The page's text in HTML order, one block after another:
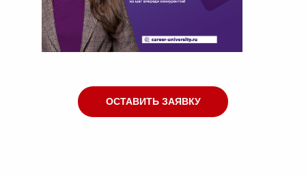
ОСТАВИТЬ ЗАЯВКУ